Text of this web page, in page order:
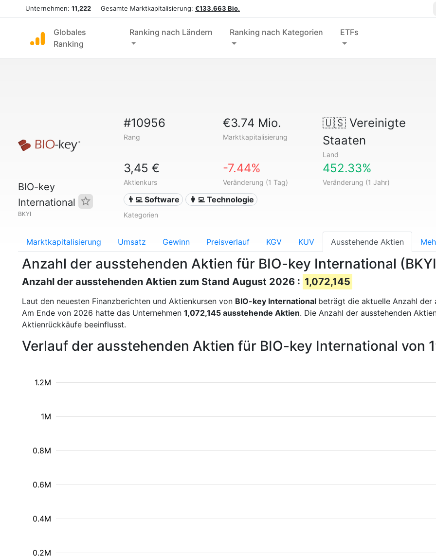
Unternehmen: 11,222 Gesamte Marktkapitalisierung: €133.663 Bio.
Globales
Ranking
Ranking nach Ländern Ranking nach Kategorien ETFs
BIO-key
International
BKYI
#10956
Rang
€3.74 Mio.
Marktkapitalisierung
🇺🇸Vereinigte
Staaten
Land
3,45 €
Aktienkurs
-7.44%
Veränderung (1 Tag)
452.33%
Veränderung (1 Jahr)
👨‍💻 Software 👩‍💻 Technologie
Kategorien
Marktkapitalisierung Umsatz Gewinn Preisverlauf KGV KUV Ausstehende Aktien
Anzahl der ausstehenden Aktien für BIO-key International
Anzahl der ausstehenden Aktien zum Stand August 2026 : 1,072,145
Laut den neuesten Finanzberichten und Aktienkursen von BIO-key International beträgt die aktuelle Anzahl der
Am Ende von 2026 hatte das Unternehmen 1,072,145 ausstehende Aktien. Die Anzahl der ausstehenden
Aktienrückkäufe beeinflusst.
Verlauf der ausstehenden Aktien für BIO-key International von
0.2M
0.4M
0.6M
0.8M
1M
1.2M